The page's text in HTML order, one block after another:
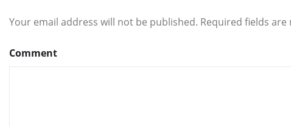
Your email address will not be published. Required fields are
Comment